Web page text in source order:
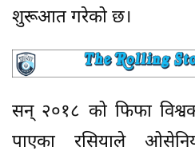
शुरूआत गरेको छ।
सन् २०१८ को फिफा
पाएका रसियाले